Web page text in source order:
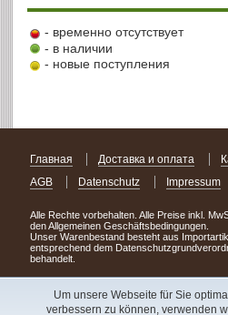
Um unsere Webseite für Sie
verbessern zu können, verwenden
- временно отсутствует
- в наличии
- новые поступления
Главная Доставка и оплата
AGB
Datenschutz Impressum
Alle Rechte vorbehalten. Alle Preise inkl.
den Allgemeinen Geschäftsbedingungen.
Unser Warenbestand besteht aus
entsprechend dem
behandelt.
Сделав заказ сегодня, уже через день
НОВИНКИ из Германии! Удачного поиска!